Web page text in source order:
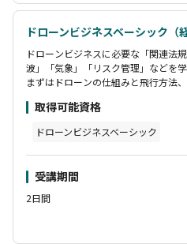
ドローンビジネスベーシック（
ドローンビジネスに必要な「関連法
波」「気象」「リスク管理」などを
まずはドローンの仕組みと飛行方法
※本コース修了で「国家資格講習」は
取得可能資格
ドローンビジネスベーシック
受講期間
2日間